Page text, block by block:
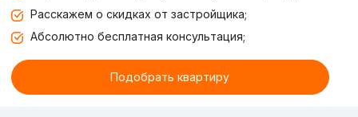
Расскажем о скидках от застройщика;
Абсолютно бесплатная консультация;
Подобрать квартиру